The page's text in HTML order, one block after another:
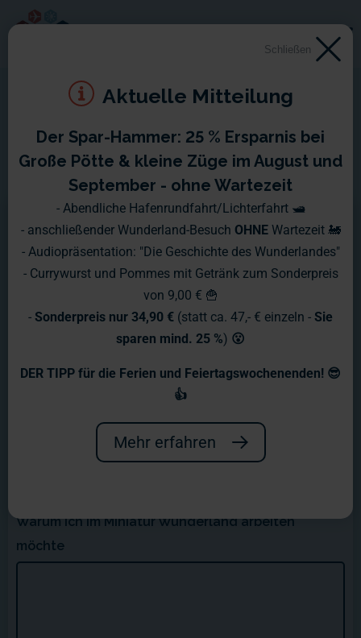
Jetzt bewerben
Stelle
Warum ich perfekt für diese Stelle bin
Warum ich im Miniatur Wunderland arbeiten
möchte
Schließen
Aktuelle Mitteilung
Der Spar-Hammer: 25 % Ersparnis bei
Große Pötte & kleine Züge im August und
September - ohne Wartezeit
- Abendliche Hafenrundfahrt/Lichterfahrt 🛥️
- anschließender Wunderland-Besuch OHNE Wartezeit 🚂
- Audiopräsentation: "Die Geschichte des Wunderlandes"
- Currywurst und Pommes mit Getränk zum Sonderpreis
von 9,00 € 🍟
- Sonderpreis nur 34,90 € (statt ca. 47,- € einzeln - Sie
sparen mind. 25 %) 😮
DER TIPP für die Ferien und Feiertagswochenenden! 😎
👍
Mehr erfahren